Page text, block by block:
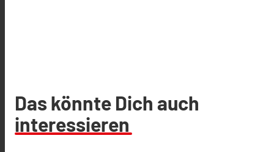
Das könnte Dich auch
interessieren